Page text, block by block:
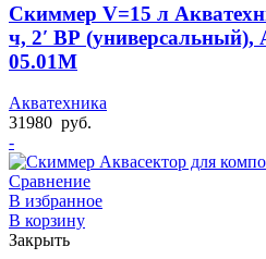
Скиммер V=15 л
ч, 2′ ВР (универсальный),
05.01M
Акватехника
31980 руб.
-
Сравнение
В избранное
В корзину
Закрыть